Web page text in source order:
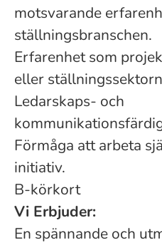
motsvarande
ställningsbranschen.
Erfarenhet som
eller
Ledarskaps- och
Förmåga att arbeta
initiativ.
B-körkort
Vi Erbjuder:
En spännande och